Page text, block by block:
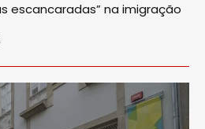
escancaradas” na imigração